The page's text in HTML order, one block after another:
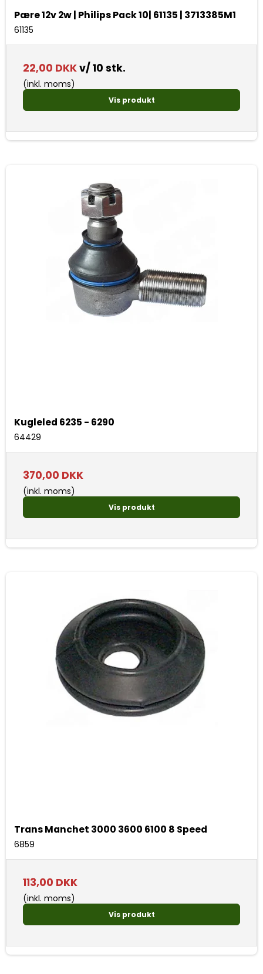
Pære 12v 2w | Philips Pack 10| 61135 | 3713385M1
61135
22,00 DKKv/ 10 stk.
(inkl. moms)
Vis produkt
Kugleled 6235 - 6290
64429
370,00 DKK
(inkl. moms)
Vis produkt
Trans Manchet 3000 3600 6100 8 Speed
6859
113,00 DKK
(inkl. moms)
Vis produkt